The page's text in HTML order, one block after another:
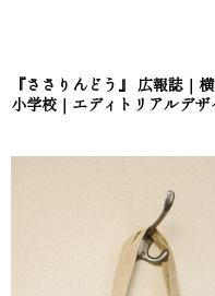
『ささりんどう』 広報誌｜
小学校｜エディトリアルデ